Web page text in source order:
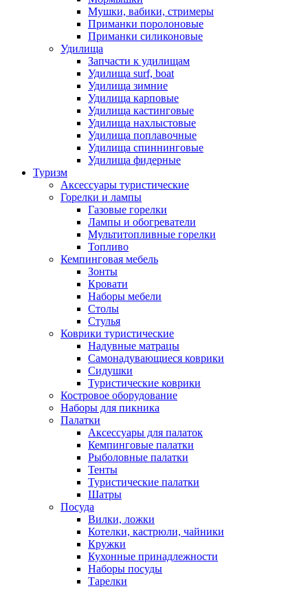
Мушки, вабики, стримеры
Приманки поролоновые
Приманки силиконовые
Удилища
Запчасти к удилищам
Удилища surf, boat
Удилища зимние
Удилища карповые
Удилища кастинговые
Удилища нахлыстовые
Удилища поплавочные
Удилища спиннинговые
Удилища фидерные
Туризм
Аксессуары туристические
Горелки и лампы
Газовые горелки
Лампы и обогреватели
Мультитопливные горелки
Топливо
Кемпинговая мебель
Зонты
Кровати
Наборы мебели
Столы
Стулья
Коврики туристические
Надувные матрацы
Самонадувающиеся коврики
Сидушки
Туристические коврики
Костровое оборудование
Наборы для пикника
Палатки
Аксессуары для палаток
Кемпинговые палатки
Рыболовные палатки
Тенты
Туристические палатки
Шатры
Посуда
Вилки, ложки
Котелки, кастрюли, чайники
Кружки
Кухонные принадлежности
Наборы посуды
Тарелки